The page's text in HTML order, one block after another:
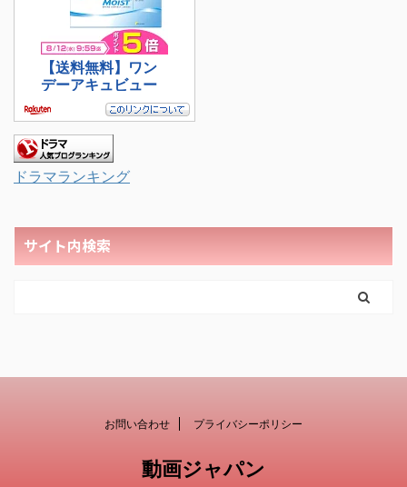
ドラマランキング
サイト内検索
お問い合わせ プライバシーポリシー
動画ジャパン